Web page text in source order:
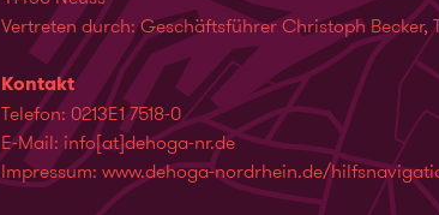
Vertreten durch: Geschäftsführer Christoph Becker,
Kontakt
Telefon: 0213E1 7518-0
E-Mail: info​[at]​dehoga-nr.de
Impressum: www.dehoga-nordrhein.de/